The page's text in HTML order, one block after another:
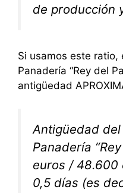
de producción
Si usamos este ratio,
Panadería “Rey del
antigüedad
Antigüedad
Panadería
euros / 48.600
0,5 días (es